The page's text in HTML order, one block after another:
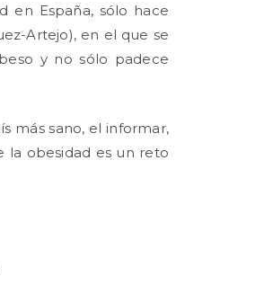
en España, sólo hace
Artejo), en el que se
y no sólo padece
más sano, el informar,
la obesidad es un reto